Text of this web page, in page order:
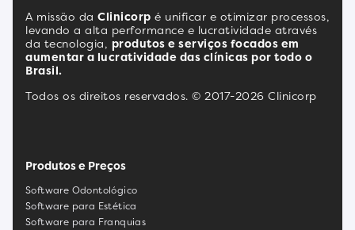
A missão da Clinicorp é unificar e otimizar processos,
levando a alta performance e lucratividade através
da tecnologia, produtos e serviços focados em
aumentar a lucratividade das clínicas por todo o
Brasil.
Todos os direitos reservados. © 2017-2026 Clinicorp
Produtos e Preços
Software Odontológico
Software para Estética
Software para Franquias